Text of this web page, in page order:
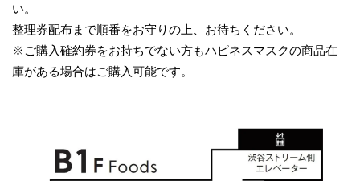
い。
整理券配布まで順番をお守りの上、お待ちください。
※ご購入確約券をお持ちでない方もハピネスマスクの商品在
庫がある場合はご購入可能です。